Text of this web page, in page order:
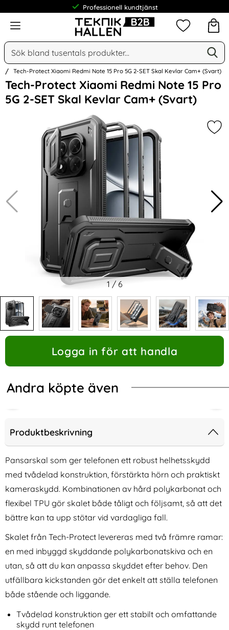
Professionell kundtjänst
Meny
Sök
Sök på Narse Group AB
Mina
Tech-Protect Xiaomi Redmi Note 15 Pro 5G 2-SET Skal Kevlar Cam+ (Svart)
Tech-Protect Xiaomi Redmi Note 15 Pro
5G 2-SET Skal Kevlar Cam+ (Svart)
Hoppa
över
Bilder
1 / 6
Logga in för att handla
Andra köpte även
Easy Slide
Tech-Protect Xiaomi Redmi
Note 15 Pro Plus Fodral Läder
Svart
Art. nr 246755
rea pris
99 krtidigare pris
99 kr
Tillgänglighet:
I lager
Köp
Xiaomi Redmi Note 15 Pro Plus Fodral Läder Svart
Tech-Protect Redmi Note 15
Pro 5G 2-PACK Skärmskydd
GlassFit+
Art. nr 246748
rea pris
74 kr tidigare pris
74 kr
Tillgänglighet:
I lager
Tech-Protect Redmi Note 15 Pro
Tech-
Produktbeskrivning
Pansarskal som ger telefonen ett robust helhetsskydd
med tvådelad konstruktion, förstärkta hörn och praktiskt
kameraskydd. Kombinationen av hård polykarbonat och
flexibel TPU gör skalet både tåligt och följsamt, så att det
bättre kan ta upp stötar vid vardagliga fall.
Skalet från Tech-Protect levereras med två främre ramar:
en med inbyggd skyddande polykarbonatskiva och en
utan, så att du kan anpassa skyddet efter behov. Den
utfällbara kickstanden gör det enkelt att ställa telefonen
både stående och liggande.
Tvådelad konstruktion ger ett stabilt och omfattande
skydd runt telefonen